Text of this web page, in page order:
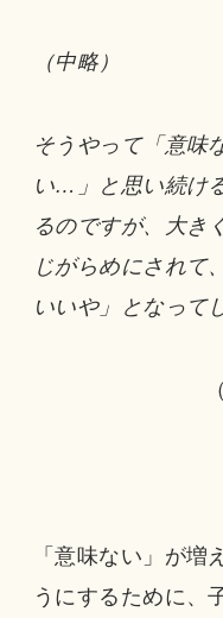
（中略）
そうやって「意味
い…」と思い続け
るのですが、大き
じがらめにされて
いいや」となって
「意味ない」が増
うにするために、